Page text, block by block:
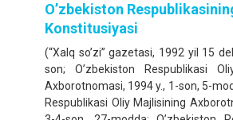
O’zbekiston
Konstitusiyasi
(“Xalq so’zi” gazetasi, 1992 yil 15
son; O’zbekiston Respublikasi
Axborotnomasi, 1994 y., 1-son, 5-
Respublikasi Oliy Majlisining